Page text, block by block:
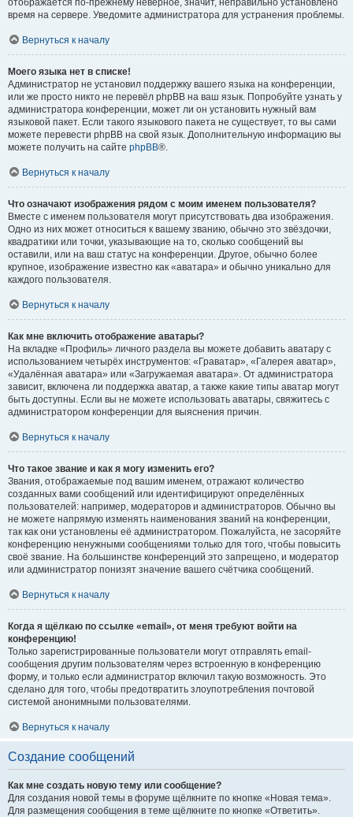
отображается по-прежнему неверное, значит, неправильно установлено
время на сервере. Уведомите администратора для устранения проблемы.
Вернуться к началу
Моего языка нет в списке!
Администратор не установил поддержку вашего языка на конференции,
или же просто никто не перевёл phpBB на ваш язык. Попробуйте узнать у
администратора конференции, может ли он установить нужный вам
языковой пакет. Если такого языкового пакета не существует, то вы сами
можете перевести phpBB на свой язык. Дополнительную информацию вы
можете получить на сайте phpBB®.
Вернуться к началу
Что означают изображения рядом с моим именем пользователя?
Вместе с именем пользователя могут присутствовать два изображения.
Одно из них может относиться к вашему званию, обычно это звёздочки,
квадратики или точки, указывающие на то, сколько сообщений вы
оставили, или на ваш статус на конференции. Другое, обычно более
крупное, изображение известно как «аватара» и обычно уникально для
каждого пользователя.
Вернуться к началу
Как мне включить отображение аватары?
На вкладке «Профиль» личного раздела вы можете добавить аватару с
использованием четырёх инструментов: «Граватар», «Галерея аватар»,
«Удалённая аватара» или «Загружаемая аватара». От администратора
зависит, включена ли поддержка аватар, а также какие типы аватар могут
быть доступны. Если вы не можете использовать аватары, свяжитесь с
администратором конференции для выяснения причин.
Вернуться к началу
Что такое звание и как я могу изменить его?
Звания, отображаемые под вашим именем, отражают количество
созданных вами сообщений или идентифицируют определённых
пользователей: например, модераторов и администраторов. Обычно вы
не можете напрямую изменять наименования званий на конференции,
так как они установлены её администратором. Пожалуйста, не засоряйте
конференцию ненужными сообщениями только для того, чтобы повысить
своё звание. На большинстве конференций это запрещено, и модератор
или администратор понизят значение вашего счётчика сообщений.
Вернуться к началу
Когда я щёлкаю по ссылке «email», от меня требуют войти на
конференцию!
Только зарегистрированные пользователи могут отправлять email-
сообщения другим пользователям через встроенную в конференцию
форму, и только если администратор включил такую возможность. Это
сделано для того, чтобы предотвратить злоупотребления почтовой
системой анонимными пользователями.
Вернуться к началу
Создание сообщений
Как мне создать новую тему или сообщение?
Для создания новой темы в форуме щёлкните по кнопке «Новая тема».
Для размещения сообщения в теме щёлкните по кнопке «Ответить».